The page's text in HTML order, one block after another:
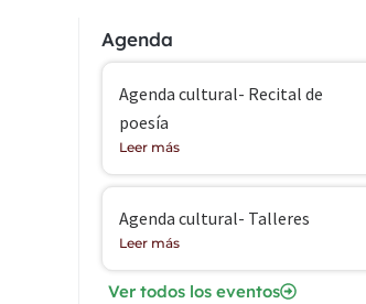
Agenda
Agenda cultural- Recital de
poesía
Leer más
Agenda cultural- Talleres
Leer más
Ver todos los eventos